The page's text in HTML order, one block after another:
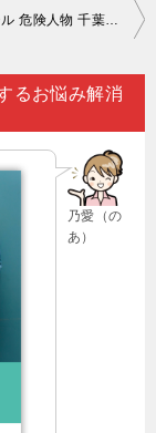
ワクワクメール 危険人物 千葉｜占いでは恋愛関係のことや対人運などを推量することが可能なのです…。
るお悩み解消
乃愛（の
あ）